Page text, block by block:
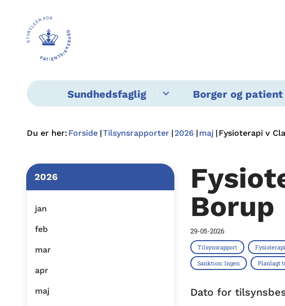
Sundhedsfaglig Borger og patient
Du er her: Forside Tilsynsrapporter 2026 maj Fysioterapi v
2026
jan
feb
mar
apr
maj
Borup
29-05-2026
Tilsynsrapport Fysioterapi
Sanktion: Ingen Planlagt
Dato for